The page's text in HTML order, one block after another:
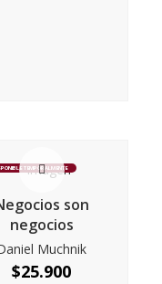
TEMPORALMENTE
son
negocios
Muchnik
$25.900